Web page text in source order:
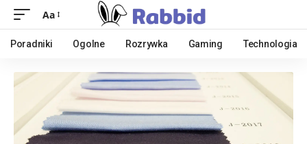
Aa
Poradniki Ogolne Rozrywka Gaming Technologia